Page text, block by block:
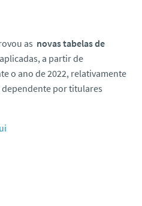
as novas tabelas de
a partir de
o ano de 2022, relativamente
por titulares